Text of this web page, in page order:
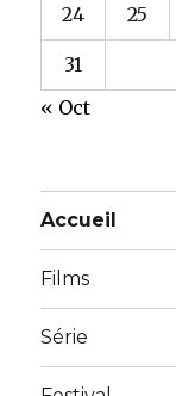
24 25
31
« Oct
Accueil
Films
Série